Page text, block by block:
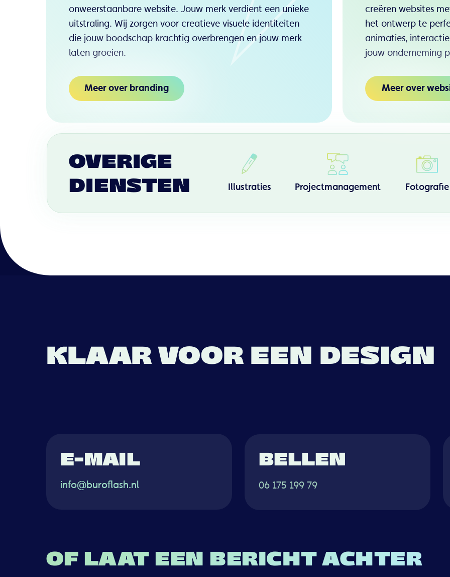
creëren websites
het ontwerp te
animaties,
jouw onderneming
Meer over
Fotografie
Projectmanagement
Illustraties
onweerstaanbare website. Jouw merk verdient een unieke
uitstraling. Wij zorgen voor creatieve visuele identiteiten
die jouw boodschap krachtig overbrengen en jouw merk
laten groeien.
Meer over branding
OVERIGE
DIENSTEN
OF LAAT EEN BERICHT ACHTER
KLAAR VOOR EEN DESIGN
BELLEN
06 175 199 79
E-MAIL
info@buroflash.nl